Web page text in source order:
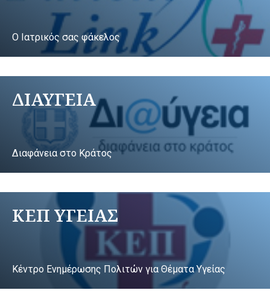
Ο Ιατρικός σας φάκελος
ΔΙΑΥΓΕΙΑ
Διαφάνεια στο Κράτος
ΚΕΠ ΥΓΕΙΑΣ
Κέντρο Ενημέρωσης Πολιτών για Θέματα Υγείας